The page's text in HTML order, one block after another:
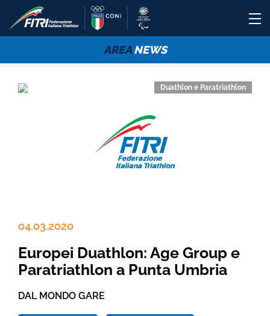
AREANEWS
Duathlon e Paratriathlon
04.03.2020
Europei Duathlon: Age Group e
Paratriathlon a Punta Umbria
DAL MONDO GARE